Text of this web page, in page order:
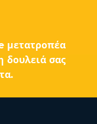
μετατροπέα
δουλειά σας